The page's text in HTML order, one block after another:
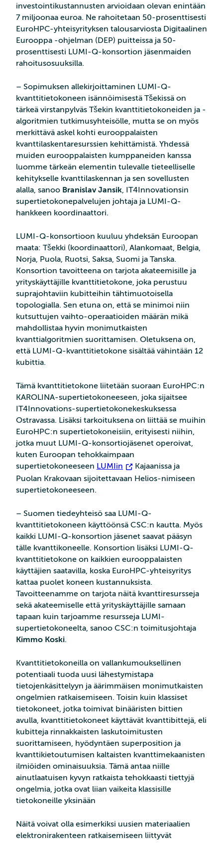
investointikustannusten arvioidaan olevan enintään
7 miljoonaa euroa. Ne rahoitetaan 50-prosenttisesti
EuroHPC-yhteisyrityksen talousarviosta Digitaalinen
Eurooppa -ohjelman (DEP) puitteissa ja 50-
prosenttisesti LUMI-Q-konsortion jäsenmaiden
rahoitusosuuksilla.
– Sopimuksen allekirjoittaminen LUMI-Q-
kvanttitietokoneen isännöimisestä Tšekissä on
tärkeä virstanpylväs Tšekin kvanttitietokoneiden ja -
algoritmien tutkimusyhteisölle, mutta se on myös
merkittävä askel kohti eurooppalaisten
kvanttilaskentaresurssien kehittämistä. Yhdessä
muiden eurooppalaisten kumppaneiden kanssa
luomme tärkeän elementin tulevalle tieteelliselle
kehitykselle kvanttilaskennan ja sen sovellusten
alalla, sanoo Branislav Jansik, IT4Innovationsin
supertietokonepalvelujen johtaja ja LUMI-Q-
hankkeen koordinaattori.
LUMI-Q-konsortioon kuuluu yhdeksän Euroopan
maata: Tšekki (koordinaattori), Alankomaat, Belgia,
Norja, Puola, Ruotsi, Saksa, Suomi ja Tanska.
Konsortion tavoitteena on tarjota akateemisille ja
yrityskäyttäjille kvanttitietokone, joka perustuu
suprajohtaviin kubitteihin tähtimuotoisella
topologialla. Sen etuna on, että se minimoi niin
kutsuttujen vaihto-operaatioiden määrän mikä
mahdollistaa hyvin monimutkaisten
kvanttialgoritmien suorittamisen. Oletuksena on,
että LUMI-Q-kvanttitietokone sisältää vähintään 12
kubittia.
Tämä kvanttitietokone liitetään suoraan EuroHPC:n
KAROLINA-supertietokoneeseen, joka sijaitsee
IT4Innovations-supertietokonekeskuksessa
Ostravassa. Lisäksi tarkoituksena on liittää se muihin
EuroHPC:n supertietokoneisiin, erityisesti niihin,
jotka muut LUMI-Q-konsortiojäsenet operoivat,
kuten Euroopan tehokkaimpaan
supertietokoneeseen LUMIin
Kajaanissa ja
Puolan Krakovaan sijoitettavaan Helios-nimiseen
supertietokoneeseen.
– Suomen tiedeyhteisö saa LUMI-Q-
kvanttitietokoneen käyttöönsä CSC:n kautta. Myös
kaikki LUMI-Q-konsortion jäsenet saavat pääsyn
tälle kvanttikoneelle. Konsortion lisäksi LUMI-Q-
kvanttitietokone on kaikkien eurooppalaisten
käyttäjien saatavilla, koska EuroHPC-yhteisyritys
kattaa puolet koneen kustannuksista.
Tavoitteenamme on tarjota näitä kvanttiresursseja
sekä akateemiselle että yrityskäyttäjille samaan
tapaan kuin tarjoamme resursseja LUMI-
supertietokoneelta, sanoo CSC:n toimitusjohtaja
Kimmo Koski.
Kvanttitietokoneilla on vallankumouksellinen
potentiaali tuoda uusi lähestymistapa
tietojenkäsittelyyn ja äärimmäisen monimutkaisten
ongelmien ratkaisemiseen. Toisin kuin klassiset
tietokoneet, jotka toimivat binääristen bittien
avulla, kvanttitietokoneet käyttävät kvanttibittejä, eli
kubitteja rinnakkaisten laskutoimitusten
suorittamiseen, hyödyntäen superposition ja
kvanttikietoutumisen kaltaisten kvanttimekaanisten
ilmiöiden ominaisuuksia. Tämä antaa niille
ainutlaatuisen kyvyn ratkaista tehokkaasti tiettyjä
ongelmia, jotka ovat liian vaikeita klassisille
tietokoneille yksinään
Näitä voivat olla esimerkiksi uusien materiaalien
elektronirakenteen ratkaisemiseen liittyvät